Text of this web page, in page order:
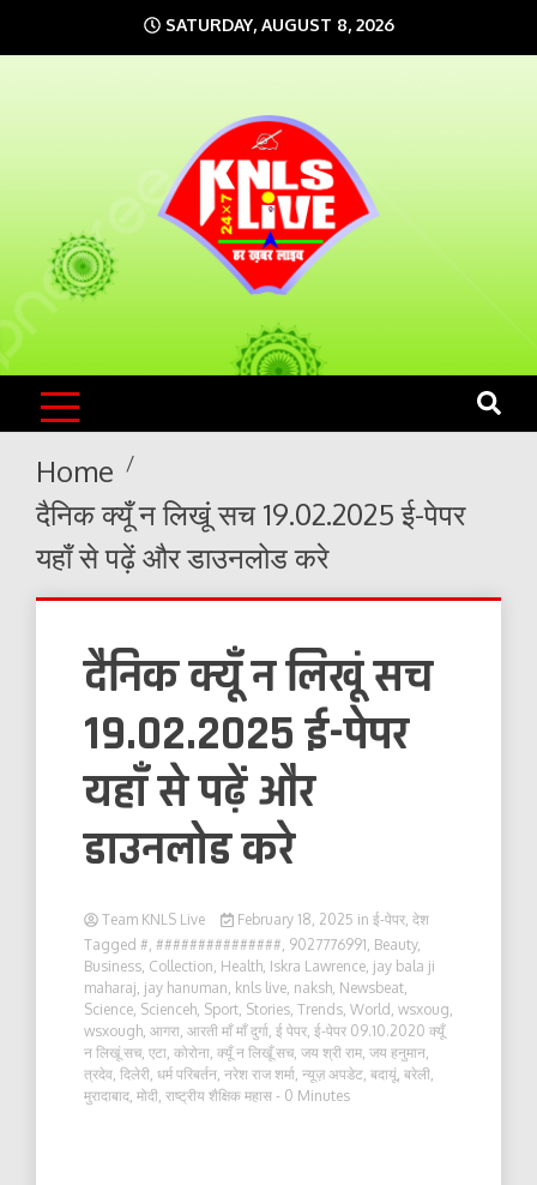
to
SATURDAY, AUGUST 8, 2026
KNLS LIVE
India`s No.1 News Portal
Home
दैनिक क्यूँ न लिखूं सच 19.02.2025 ई-पेपर
यहाँ से पढ़ें और डाउनलोड करे
दैनिक क्यूँ न लिखूं सच
19.02.2025 ई-पेपर
यहाँ से पढ़ें और
डाउनलोड करे
Team KNLS Live February 18, 2025 in ई-पेपर, देश
Tagged #, ###############, 9027776991, Beauty,
Business, Collection, Health, Iskra Lawrence, jay bala ji
maharaj, jay hanuman, knls live, naksh, Newsbeat,
Science, Scienceh, Sport, Stories, Trends, World , wsxoug,
wsxough, आगरा, आरती माँ माँ दुर्गा, ई पेपर, ई-पेपर 09.10.2020 क्यूँ
न लिखूं सच, एटा, कोरोना, क्यूँ न लिखूँ सच, जय श्री राम, जय हनुमान,
त्रदेव, दिलेरी, धर्म परिबर्तन, नरेश राज शर्मा, न्यूज़ अपडेट, बदायूं, बरेली,
मुरादाबाद, मोदी, राष्ट्रीय शैक्षिक महास - 0 Minutes